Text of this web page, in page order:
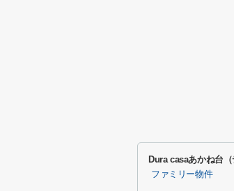
Dura casaあかね台
ファミリー物件